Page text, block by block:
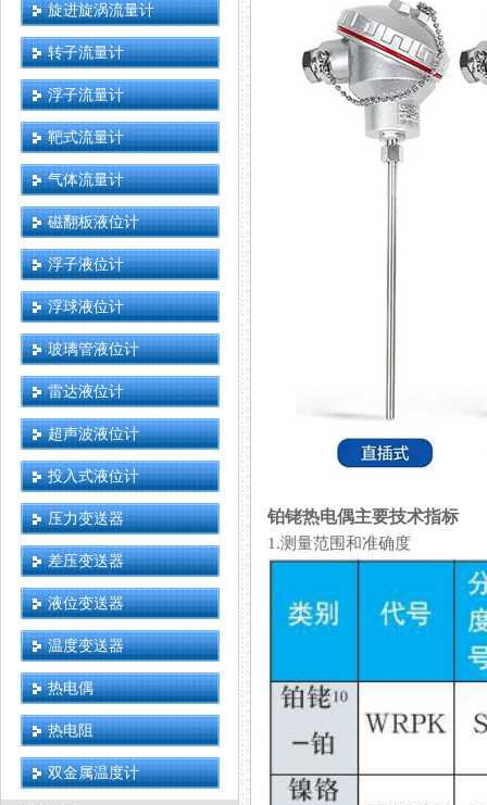
旋进旋涡流量计
转子流量计
浮子流量计
靶式流量计
气体流量计
磁翻板液位计
浮子液位计
浮球液位计
玻璃管液位计
雷达液位计
超声波液位计
投入式液位计
压力变送器
差压变送器
液位变送器
温度变送器
热电偶
热电阻
双金属温度计
铂铑热电偶主要技术指标
1.测量范围和准确度